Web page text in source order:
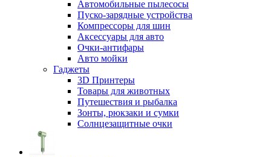
Автомобильные пылесосы
Пуско-зарядные устройства
Компрессоры для шин
Аксессуары для авто
Очки-антифары
Авто мойки
Гаджеты
3D Принтеры
Товары для животных
Путешествия и рыбалка
Зонты, рюкзаки и сумки
Солнцезащитные очки